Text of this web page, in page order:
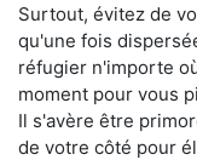
Surtout, évitez de
qu'une fois
réfugier n'importe
moment pour vous
Il s'avère être
de votre côté pour